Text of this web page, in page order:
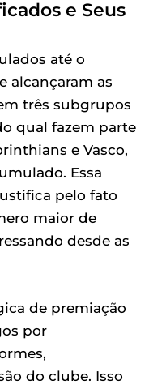
e Seus
até o
alcançaram as
três subgrupos
qual fazem parte
e Vasco,
Essa
pelo fato
maior de
desde as
de premiação
por
do clube. Isso